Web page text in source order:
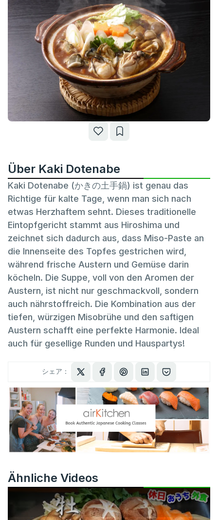
Über Kaki Dotenabe
Kaki Dotenabe (かきの土手鍋) ist genau das
Richtige für kalte Tage, wenn man sich nach
etwas Herzhaftem sehnt. Dieses traditionelle
Eintopfgericht stammt aus Hiroshima und
zeichnet sich dadurch aus, dass Miso-Paste an
die Innenseite des Topfes gestrichen wird,
während frische Austern und Gemüse darin
köcheln. Die Suppe, voll von den Aromen der
Austern, ist nicht nur geschmackvoll, sondern
auch nährstoffreich. Die Kombination aus der
tiefen, würzigen Misobrühe und den saftigen
Austern schafft eine perfekte Harmonie. Ideal
auch für gesellige Runden und Hauspartys!
シェア：
Ähnliche Videos